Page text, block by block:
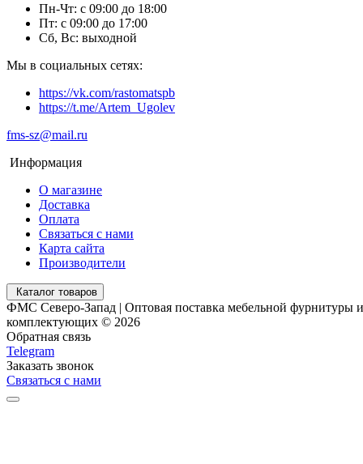
Пн-Чт: с 09:00 до 18:00
Пт: с 09:00 до 17:00
Сб, Вс: выходной
Мы в социальных сетях:
https://vk.com/rastomatspb
https://t.me/Artem_Ugolev
fms-sz@mail.ru
Информация
О магазине
Доставка
Оплата
Связаться с нами
Карта сайта
Производители
Каталог товаров
ФМС Северо-Запад | Оптовая поставка мебельной фурнитуры и
комплектующих © 2026
Обратная связь
Telegram
Заказать звонок
Связаться с нами